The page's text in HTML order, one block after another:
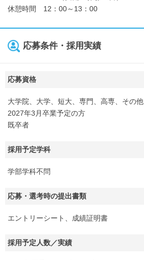
休憩時間 12：00～13：00
応募条件・採用実績
応募資格
大学院、大学、短大、専門、高専、その他
2027年3月卒業予定の方
既卒者
採用予定学科
学部学科不問
応募・選考時の提出書類
エントリーシート、成績証明書
採用予定人数／実績